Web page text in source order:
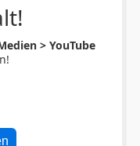
> YouTube